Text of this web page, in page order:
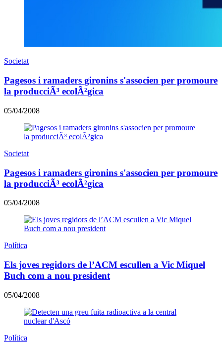
Societat
Pagesos i ramaders gironins s'associen per promoure
la producciÃ³ ecolÃ²gica
05/04/2008
Societat
Pagesos i ramaders gironins s'associen per promoure
la producciÃ³ ecolÃ²gica
05/04/2008
Política
Els joves regidors de l’ACM escullen a Vic Miquel
Buch com a nou president
05/04/2008
Política